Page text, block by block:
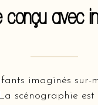
avec
imaginés sur-
scénographie